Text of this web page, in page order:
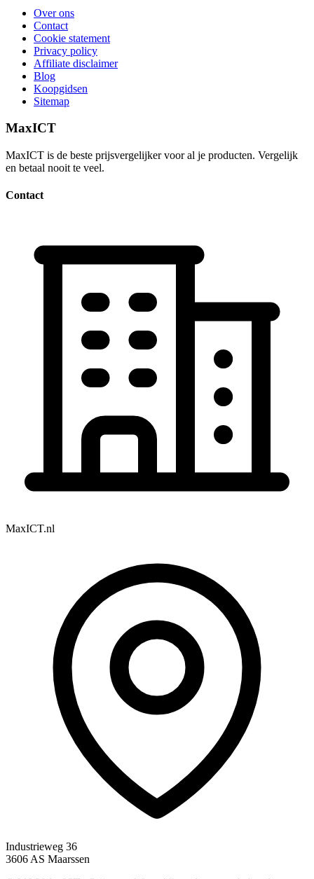
Over ons
Contact
Cookie statement
Privacy policy
Affiliate disclaimer
Blog
Koopgidsen
Sitemap
MaxICT
MaxICT is de beste prijsvergelijker voor al je producten. Vergelijk
en betaal nooit te veel.
Contact
MaxICT.nl
Industrieweg 36
3606 AS Maarssen